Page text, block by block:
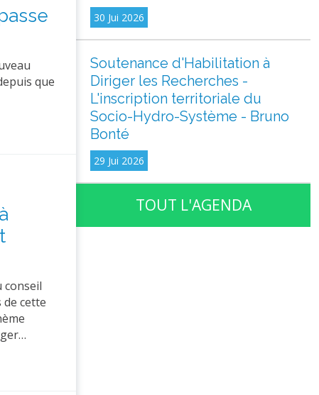
que
conseil
de cette
30 Jui 2026
Soutenance d'Habilitation à
Diriger les Recherches -
L'inscription territoriale du
Socio-Hydro-Système - Bruno
Bonté
29 Jui 2026
TOUT L'AGENDA